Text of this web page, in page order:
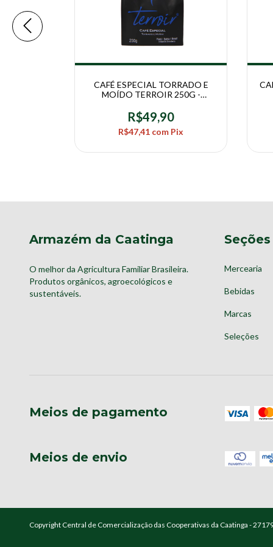
CAFÉ ESPECIAL TORRADO E
MOÍDO TERROIR 250G -
R$49,90
R$47,41 com Pix
Armazém da Caatinga
O melhor da Agricultura Familiar Brasileira.
Produtos orgânicos, agroecológicos e
sustentáveis.
Seções
Mercearia
Bebidas
Marcas
Seleções
Meios de pagamento
Meios de envio
Copyright Central de Comercialização das Cooperativas da Caatinga -